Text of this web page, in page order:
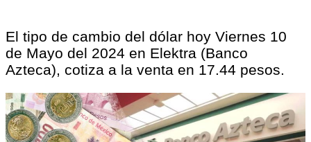
El tipo de cambio del dólar hoy Viernes 10
de Mayo del 2024 en Elektra (Banco
Azteca), cotiza a la venta en 17.44 pesos.